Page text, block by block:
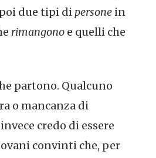
due tipi dipersone in
rimangono e quelli che
partono. Qualcuno
o mancanza di
credo di essere
convinti che, per